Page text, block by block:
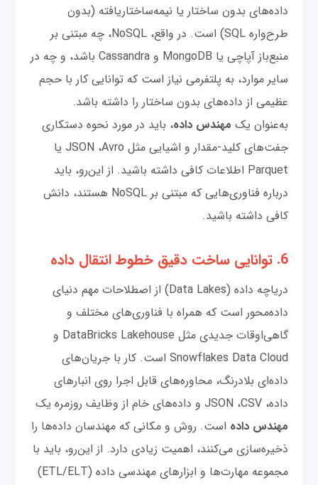
داده‌های بدون ساختار یا نیمه‌ساختاریافته (بدون
طرح‌واره SQL) است. در واقع، NoSQL، چه مبتنی بر
منبع‌باز آپاچی یا MongoDB و Cassandra باشد، و چه در
سایر موارد، به پلتفرمی نیاز است که توانایی کار با حجم
عظیمی از داده‌های بدون ساختار را داشته باشد.
به‌عنوان یک مهندس داده، باید در مورد نحوه دستکاری
جفت‌های کلید-مقدار و اشیایی مثل JSON ،Avro یا
Parquet اطلاعات کافی داشته باشید. از این‌رو، باید
درباره فناوری‌هایی که مبتنی بر NoSQL هستند، دانش
کافی داشته باشید.
6. توانایی ساخت دقیق خطوط انتقال داده
دریاچه داده (Data Lakes) از اصطلاحات مهم دنیای
داده‌محور است که همراه با فناوری‌های مختلف و
گاهی‌اوقات جدیدی مثل DataBricks Lakehouse و
Snowflakes Data Cloud است. کار با جریان‌های
داده‌ای بلادرنگ، محاوره‌‌های قابل اجرا روی انبارهای
داده، JSON ،CSV و داده‌های خام از وظایف روزمره یک
مهندس داده است. روش و مکانی که مهندسان داده‌ها را
ذخیره‌سازی می‌کنند، اهمیت زیادی دارد. از این‌رو، باید با
مجموعه مهارت‌ها و ابزارهای مهندسی داده (ETL/ELT)